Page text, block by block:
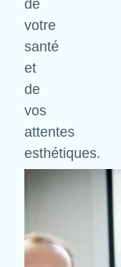
de
votre
santé
et
de
vos
attentes
esthétiques.